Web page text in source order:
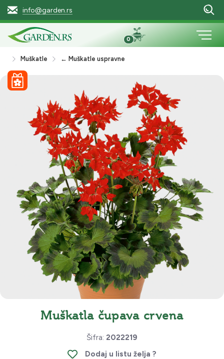
info@garden.rs
0
Muškatle ← Muškatle uspravne
Muškatla čupava crvena
Šifra: 2022219
Dodaj u listu želja ?